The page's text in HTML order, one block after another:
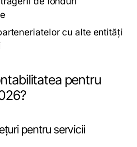
cu alte entități
pentru
pentru servicii